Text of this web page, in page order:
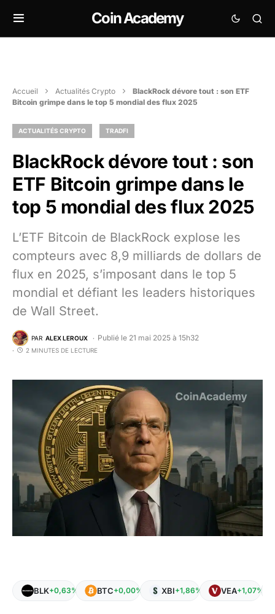
Coin Academy
Accueil Actualités Crypto
BlackRock dévore tout : son ETF
Bitcoin grimpe dans le top 5 mondial des flux 2025
ACTUALITÉS CRYPTO TRADFI
BlackRock dévore tout : son
ETF Bitcoin grimpe dans le
top 5 mondial des flux 2025
L’ETF Bitcoin de BlackRock explose les
compteurs avec 8,9 milliards de dollars de
flux en 2025, s’imposant dans le top 5
mondial et défiant les leaders historiques
de Wall Street.
PAR ALEX LEROUX Publié le 21 mai 2025 à 15h32
2 MINUTES DE LECTURE
BLK+0,63% BTC+0,00% XBI+1,86% VEA+1,07%